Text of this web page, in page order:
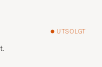
UTSOLGT